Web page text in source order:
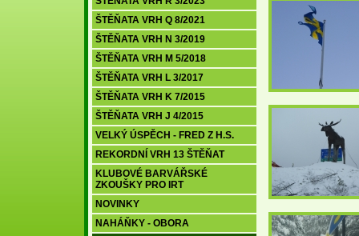
ŠTĚŇATA VRH Q 8/2021
ŠTĚŇATA VRH N 3/2019
ŠTĚŇATA VRH M 5/2018
ŠTĚŇATA VRH L 3/2017
ŠTĚŇATA VRH K 7/2015
ŠTĚŇATA VRH J 4/2015
VELKÝ ÚSPĚCH - FRED Z H.S.
REKORDNÍ VRH 13 ŠTĚŇAT
KLUBOVÉ BARVÁŘSKÉ
ZKOUŠKY PRO IRT
NOVINKY
NAHÁŇKY - OBORA